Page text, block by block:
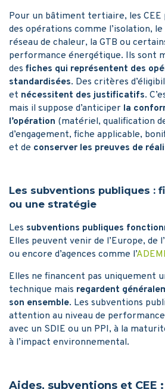
Pour un bâtiment tertiaire, les
des opérations comme l’isolation,
réseau de chaleur, la GTB ou
performance énergétique. Ils sont
des fiches qui représentent des
standardisées. Des critères
et nécessitent des justificatifs.
mais il suppose d’anticiper la
l’opération (matériel, qualification
d’engagement, fiche applicable,
et de conserver les preuves de
Les subventions publiques :
ou une stratégie
Les subventions publiques
Elles peuvent venir de l’Europe, de
ou encore d’agences comme l’
Elles ne financent pas uniquement
technique mais regardent
son ensemble. Les subventions
attention au niveau de
avec un SDIE ou un PPI, à la
à l’impact environnemental.
Aides, subventions et CEE